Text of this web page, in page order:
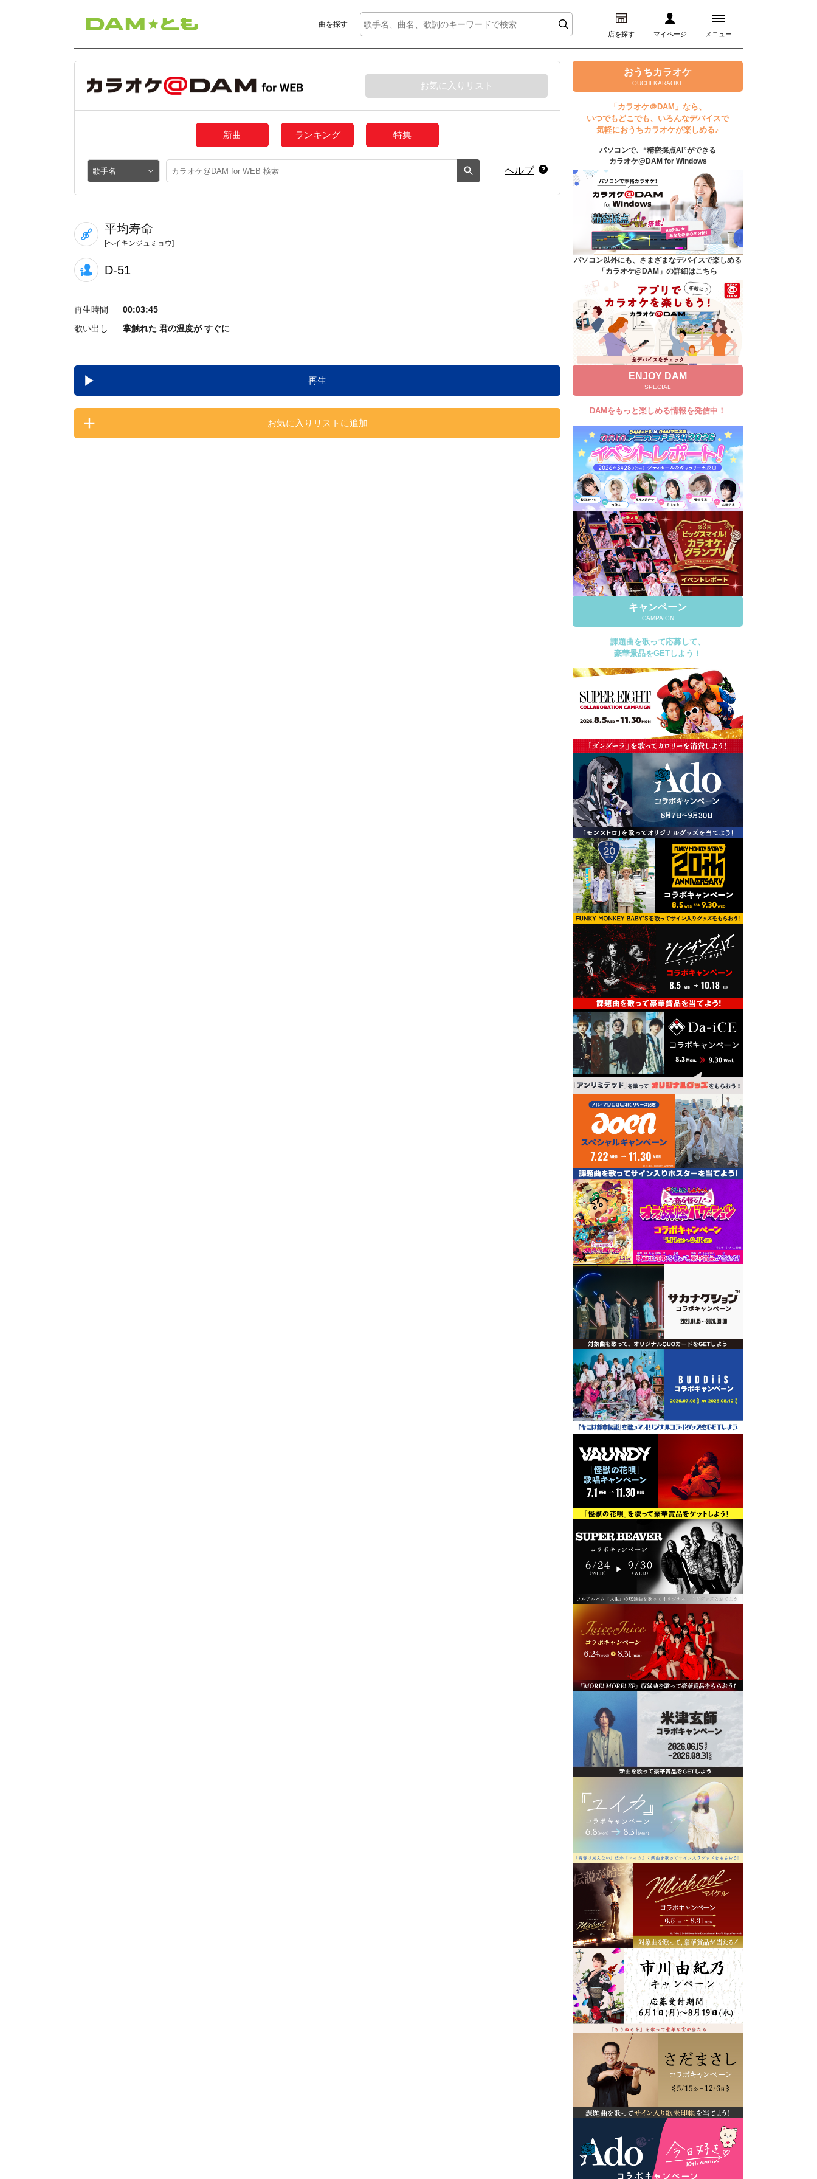
曲を探す
店を探す マイページ メニュー
ログイン
マイページ
プレミアムサービス
DAM★とも動画
DAM★とも録音
カラオケ＠DAM
ユーザー検索
キャンペーン
よくあるご質問
DAMの新曲・ランキングなど
カラオケ最新情報をチェック！
自宅でカラオケ歌い放題！
家族や友達と一緒に！練習にも！
お気に入りリスト
新曲 ランキング 特集
ヘルプ
平均寿命
[ヘイキンジュミョウ]
D-51
再生時間
00:03:45
歌い出し
掌触れた 君の温度が すぐに
再生
お気に入りリストに追加
おうちカラオケ
OUCHI KARAOKE
「カラオケ＠DAM」なら、
いつでもどこでも、いろんなデバイスで
気軽におうちカラオケが楽しめる♪
パソコンで、“精密採点Ai”ができる
カラオケ@DAM for Windows
パソコン以外にも、さまざまなデバイスで楽しめる
「カラオケ@DAM」の詳細はこちら
ENJOY DAM
SPECIAL
DAMをもっと楽しめる情報を発信中！
キャンペーン
CAMPAIGN
課題曲を歌って応募して、
豪華景品をGETしよう！